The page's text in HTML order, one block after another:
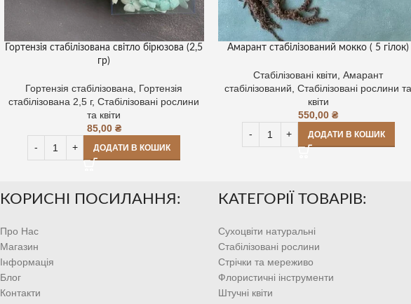
Гортензія стабілізована світло бірюзова (2,5
гр)
Гортензія стабілізована
Гортензія
стабілізована 2,5 г,Стабілізовані рослини
та квіти
85,00 ₴
ДОДАТИ В КОШИК
Амарант стабілізований мокко ( 5 гілок)
Стабілізовані квіти ,Амарант
стабілізований ,Стабілізовані рослини
квіти
550,00₴
ДОДАТИ В КОШИК
КОРИСНІ ПОСИЛАННЯ:
Про Нас
Магазин
Інформація
Блог
Контакти
КАТЕГОРІЇ ТОВАРІВ:
Сухоцвіти натуральні
Стабілізовані рослини
Стрічки та мереживо
Флористичні інструменти
Штучні квіти